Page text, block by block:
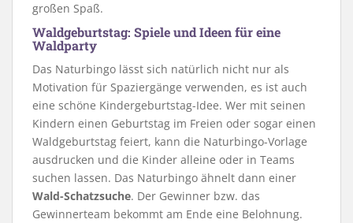
großen Spaß.
Waldgeburtstag: Spiele und Ideen für eine
Waldparty
Das Naturbingo lässt sich natürlich nicht nur als
Motivation für Spaziergänge verwenden, es ist auch
eine schöne Kindergeburtstag-Idee. Wer mit seinen
Kindern einen Geburtstag im Freien oder sogar einen
Waldgeburtstag feiert, kann die Naturbingo-Vorlage
ausdrucken und die Kinder alleine oder in Teams
suchen lassen. Das Naturbingo ähnelt dann einer
Wald-Schatzsuche. Der Gewinner bzw. das
Gewinnerteam bekommt am Ende eine Belohnung.